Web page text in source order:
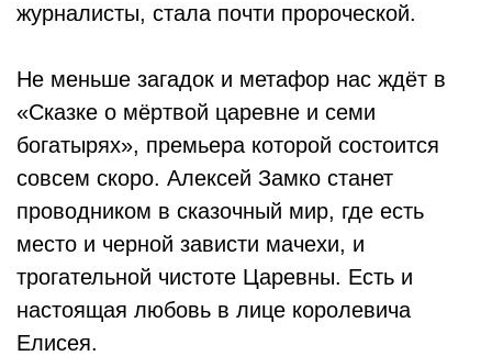
журналисты, стала почти пророческой.
Не меньше загадок и метафор нас ждёт в
«Сказке о мёртвой царевне и семи
богатырях», премьера которой состоится
совсем скоро. Алексей Замко станет
проводником в сказочный мир, где есть
место и черной зависти мачехи, и
трогательной чистоте Царевны. Есть и
настоящая любовь в лице королевича
Елисея.